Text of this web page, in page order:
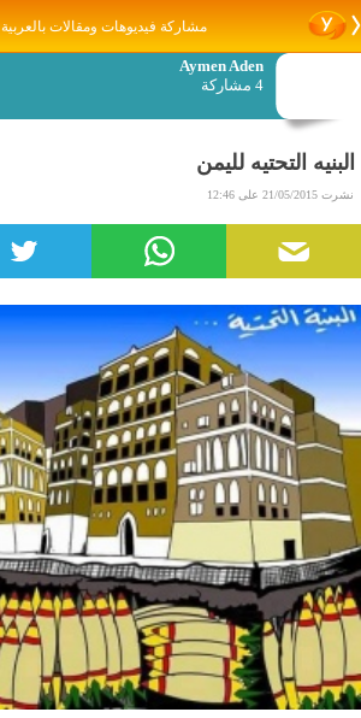
مشاركة فيديوهات ومقالات بالعربية
Aymen Aden
4 مشاركة
البنيه التحتيه لليمن
نشرت 21/05/2015 على 12:46